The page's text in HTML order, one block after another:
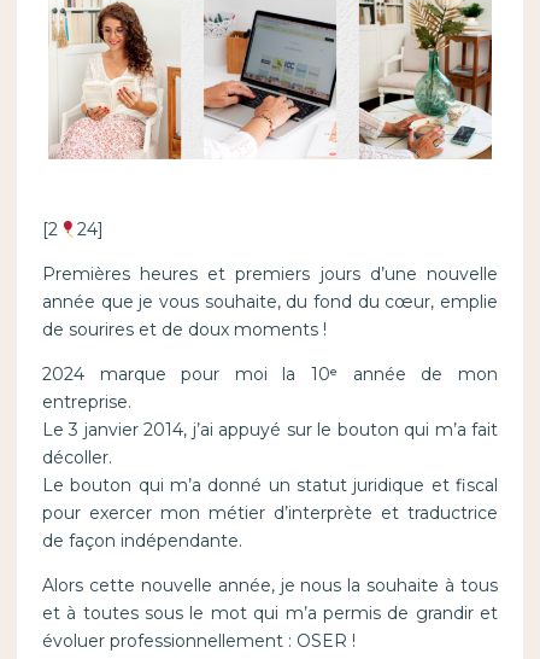
[2 24]
Premières heures et premiers jours d’une nouvelle
année que je vous souhaite, du fond du cœur, emplie
de sourires et de doux moments !
2024 marque pour moi la 10ᵉ année de mon
entreprise.
Le 3 janvier 2014, j’ai appuyé sur le bouton qui m’a fait
décoller.
Le bouton qui m’a donné un statut juridique et fiscal
pour exercer mon métier d’interprète et traductrice
de façon indépendante.
Alors cette nouvelle année, je nous la souhaite à tous
et à toutes sous le mot qui m’a permis de grandir et
évoluer professionnellement : OSER !